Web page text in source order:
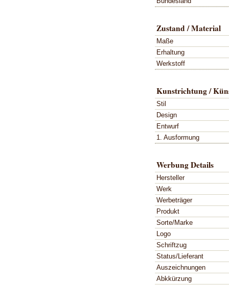
Zustand / Material
Maße
Erhaltung
Werkstoff
Kunstrichtung /
Stil
Design
Entwurf
1. Ausformung
Werbung Details
Hersteller
Werk
Werbeträger
Produkt
Sorte/Marke
Logo
Schriftzug
Status/Lieferant
Auszeichnungen
Abkkürzung